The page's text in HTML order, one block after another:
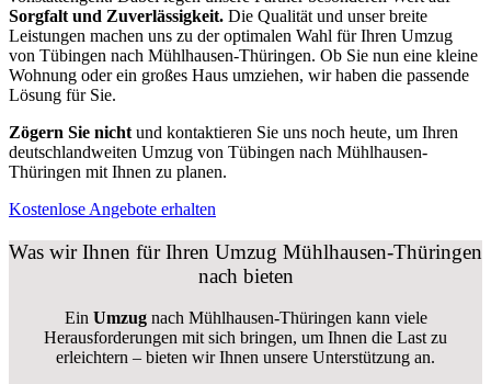
Sorgfalt und Zuverlässigkeit. Die Qualität und unser breite
Leistungen machen uns zu der optimalen Wahl für Ihren Umzug
von Tübingen nach Mühlhausen-Thüringen. Ob Sie nun eine kleine
Wohnung oder ein großes Haus umziehen, wir haben die passende
Lösung für Sie.
Zögern Sie nicht und kontaktieren Sie uns noch heute, um Ihren
deutschlandweiten Umzug von Tübingen nach Mühlhausen-
Thüringen mit Ihnen zu planen.
Kostenlose Angebote erhalten
Was wir Ihnen für Ihren Umzug Mühlhausen-Thüringen
nach bieten
Ein Umzugnach Mühlhausen-Thüringen kann viele
Herausforderungen mit sich bringen, um Ihnen die Last zu
erleichtern – bieten wir Ihnen unsere Unterstützung an.